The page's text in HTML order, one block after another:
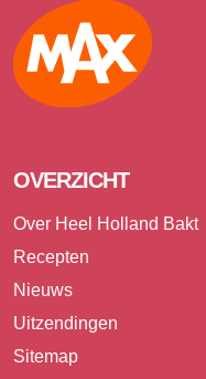
Max
OVERZICHT
Over Heel Holland Bakt
Recepten
Nieuws
Uitzendingen
Sitemap